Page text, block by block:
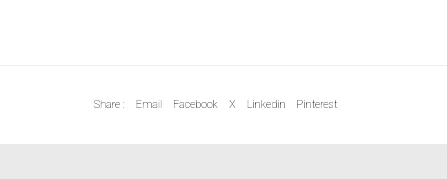
Share : Email Facebook X Linkedin Pinterest